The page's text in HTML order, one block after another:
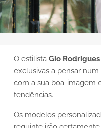
O estilista Gio Rodrigues
exclusivas a pensar
com a sua boa-imagem
tendências.
Os modelos